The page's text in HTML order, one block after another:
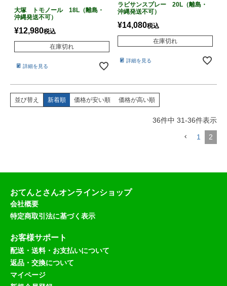
大塚 トモノール 18L（離島・
沖縄発送不可）
¥12,980税込
在庫切れ
詳細を見る
ラビサンスプレー 20L（離島・
沖縄発送不可）
¥14,080税込
在庫切れ
詳細を見る
並び替え 新着順 価格が安い順 価格が高い順
36件中 31-36件表示
1 2
おてんとさんオンラインショップ
会社概要
特定商取引法に基づく表示
お客様サポート
配送・送料・お支払いについて
返品・交換について
マイページ